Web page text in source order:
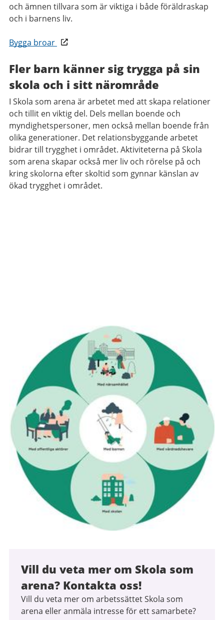
och ämnen tillvara som är viktiga i både föräldraskap
och i barnens liv.
Bygga broar
Fler barn känner sig trygga på sin
skola och i sitt närområde
I Skola som arena är arbetet med att skapa relationer
och tillit en viktig del. Dels mellan boende och
myndighetspersoner, men också mellan boende från
olika generationer. Det relationsbyggande arbetet
bidrar till trygghet i området. Aktiviteterna på Skola
som arena skapar också mer liv och rörelse på och
kring skolorna efter skoltid som gynnar känslan av
ökad trygghet i området.
Vill du veta mer om Skola som
arena? Kontakta oss!
Vill du veta mer om arbetssättet Skola som
arena eller anmäla intresse för ett samarbete?